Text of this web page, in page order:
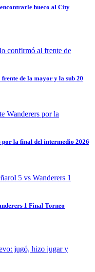
hueco al City
de la mayor y la sub 20
la final del intermedio 2026
1 Final Torneo